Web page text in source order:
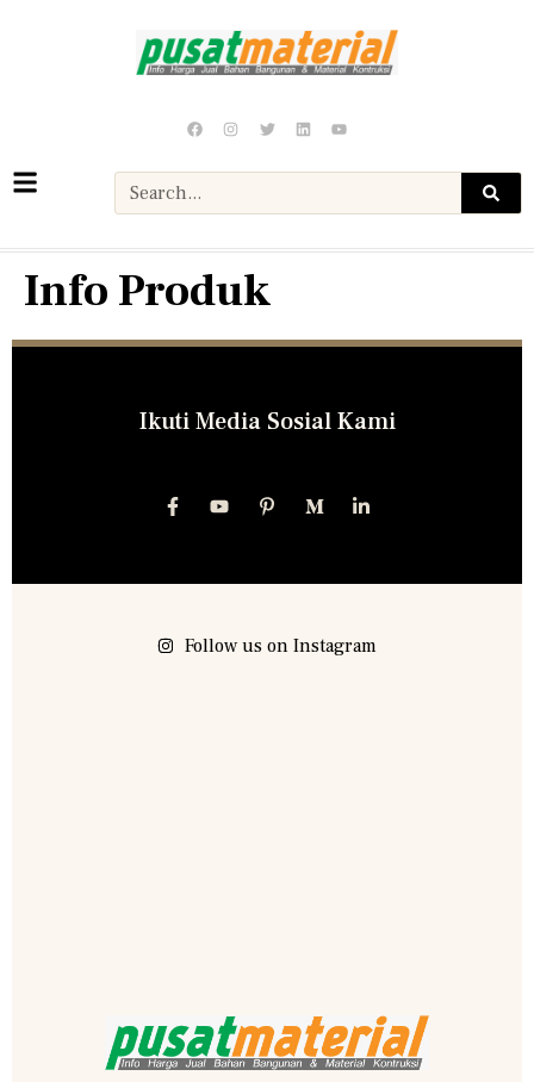
Info Produk
Ikuti Media Sosial Kami
Follow us on Instagram